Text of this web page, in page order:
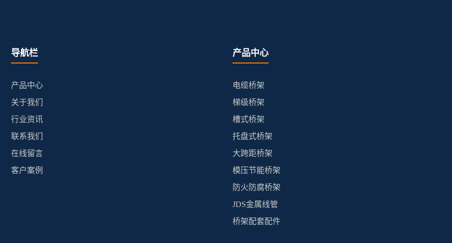
导航栏
产品中心
关于我们
行业资讯
联系我们
在线留言
客户案例
产品中心
电缆桥架
梯级桥架
槽式桥架
托盘式桥架
大跨距桥架
模压节能桥架
防火防腐桥架
JDS金属线管
桥架配套配件